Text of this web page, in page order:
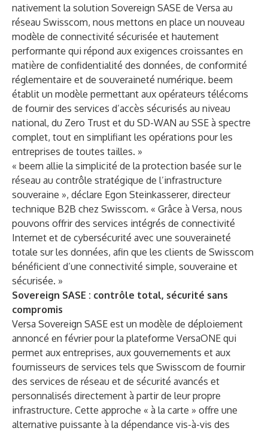
nativement la solution Sovereign SASE de Versa au
réseau Swisscom, nous mettons en place un nouveau
modèle de connectivité sécurisée et hautement
performante qui répond aux exigences croissantes en
matière de confidentialité des données, de conformité
réglementaire et de souveraineté numérique. beem
établit un modèle permettant aux opérateurs télécoms
de fournir des services d’accès sécurisés au niveau
national, du Zero Trust et du SD-WAN au SSE à spectre
complet, tout en simplifiant les opérations pour les
entreprises de toutes tailles. »
« beem allie la simplicité de la protection basée sur le
réseau au contrôle stratégique de l’infrastructure
souveraine », déclare Egon Steinkasserer, directeur
technique B2B chez Swisscom. « Grâce à Versa, nous
pouvons offrir des services intégrés de connectivité
Internet et de cybersécurité avec une souveraineté
totale sur les données, afin que les clients de Swisscom
bénéficient d’une connectivité simple, souveraine et
sécurisée. »
Sovereign SASE : contrôle total, sécurité sans
compromis
Versa Sovereign SASE est un modèle de déploiement
annoncé en févrierpour la plateforme VersaONE qui
permet aux entreprises, aux gouvernements et aux
fournisseurs de services tels que Swisscom de fournir
des services de réseau et de sécurité avancés et
personnalisés directement à partir de leur propre
infrastructure. Cette approche « à la carte » offre une
alternative puissante à la dépendance vis-à-vis des